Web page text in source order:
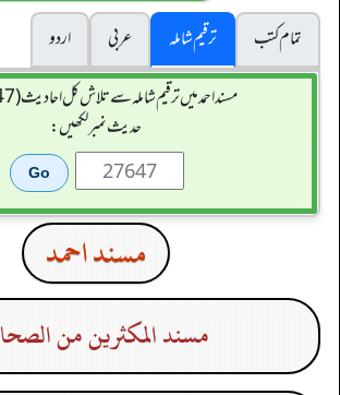
تمام کتب
ترقیم شاملہ عربی
اردو
مسند احمد میں ترقیم شاملہ سے تلاش کل احادیث (27647)
حدیث نمبر لکھیں:
مسند احمد
مسند المكثرين من